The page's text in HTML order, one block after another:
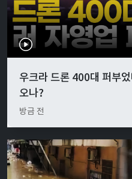
우크라 드론 400대 퍼부
오나?
방금 전